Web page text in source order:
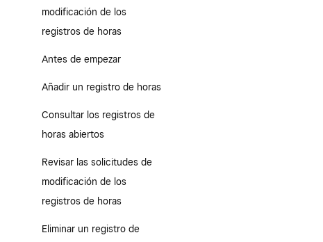
modificación de los
registros de horas
Antes de empezar
Añadir un registro de horas
Consultar los registros de
horas abiertos
Revisar las solicitudes de
modificación de los
registros de horas
Eliminar un registro de